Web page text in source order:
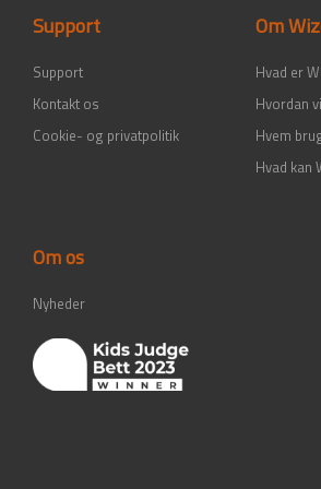
-
i
Support
Support
Kontakt os
Cookie- og privatpolitik
Om
Hvad er
Hvordan
Hvem
Hvad kan
Om os
Nyheder